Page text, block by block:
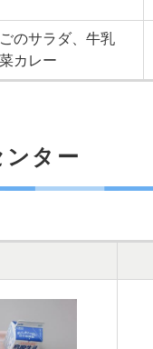
のサラダ、牛乳
カレー
ンター